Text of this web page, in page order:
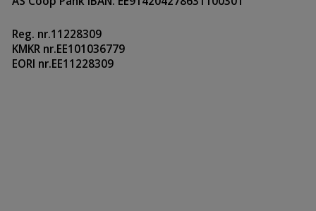
Reg. nr.11228309
KMKR nr.EE101036779
EORI nr.EE11228309